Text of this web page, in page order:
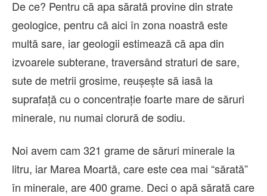
De ce? Pentru că apa sărată provine din strate
geologice, pentru că aici în zona noastră este
multă sare, iar geologii estimează că apa din
izvoarele subterane, traversând straturi de sare,
sute de metrii grosime, reușește să iasă la
suprafață cu o concentrație foarte mare de săruri
minerale, nu numai clorură de sodiu.
Noi avem cam 321 grame de săruri minerale la
litru, iar Marea Moartă, care este cea mai “sărată”
în minerale, are 400 grame. Deci o apă sărată care